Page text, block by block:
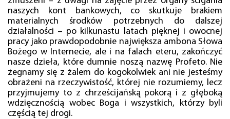
naszych kont bankowych, co skutkuje brakiem
materialnych środków potrzebnych do dalszej
działalności – po kilkunastu latach pięknej i owocnej
pracy jako prawdopodobnie największa ambona Słowa
Bożego w Internecie, ale i na falach eteru, zakończyć
nasze dzieła, które dumnie noszą nazwę Profeto. Nie
żegnamy się z żalem do kogokolwiek ani nie jesteśmy
obrażeni na rzeczywistość, której nie rozumiemy, lecz
przyjmujemy to z chrześcijańską pokorą i z głęboką
wdzięcznością wobec Boga i wszystkich, którzy byli
częścią tej drogi.